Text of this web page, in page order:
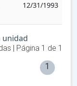
12/31/1993
unidad
| Página 1 de 1
1